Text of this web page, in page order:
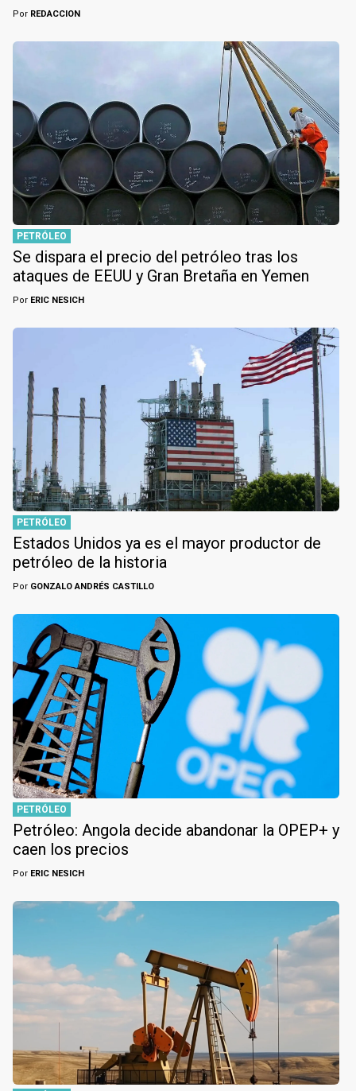
Por REDACCION
PETRÓLEO
Se dispara el precio del petróleo tras los
ataques de EEUU y Gran Bretaña en Yemen
Por ERIC NESICH
PETRÓLEO
Estados Unidos ya es el mayor productor de
petróleo de la historia
Por GONZALO ANDRÉS CASTILLO
PETRÓLEO
Petróleo: Angola decide abandonar la OPEP+ y
caen los precios
Por ERIC NESICH